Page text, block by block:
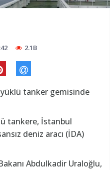
2.1B
tanker gemisinde
tankere, İstanbul
deniz aracı (İDA)
Abdulkadir Uraloğlu,